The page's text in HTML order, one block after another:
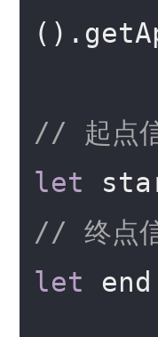
// 起点
let
// 终点
let